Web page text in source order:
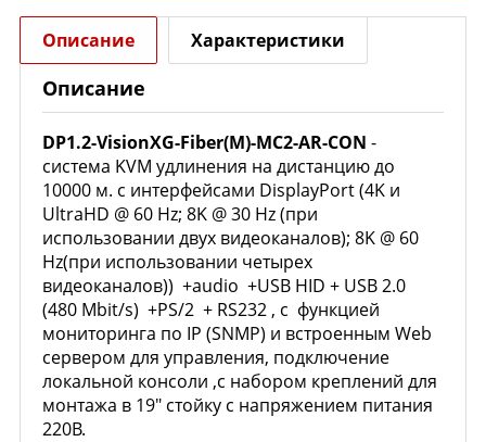
Описание Характеристики
Описание
DP1.2-VisionXG-Fiber(M)-MC2-AR-CON -
система KVM удлинения на дистанцию до
10000 м. с интерфейсами DisplayPort (4K и
UltraHD @ 60 Hz; 8K @ 30 Hz (при
использовании двух видеоканалов); 8K @ 60
Hz(при использовании четырех
видеоканалов)) +audio +USB HID + USB 2.0
(480 Mbit/s) +PS/2 + RS232 , с функцией
мониторинга по IP (SNMP) и встроенным Web
сервером для управления, подключение
локальной консоли ,с набором креплений для
монтажа в 19" стойку c напряжением питания
220В.